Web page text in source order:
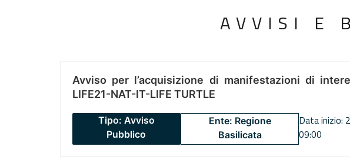
AVVISI E
Avviso per l’acquisizione di manifestazioni di
LIFE21-NAT-IT-LIFE TURTLE
Tipo: Avviso
Pubblico
Ente: Regione
Basilicata
Data inizio:
09:00